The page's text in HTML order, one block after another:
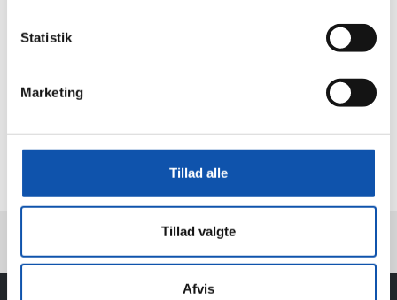
Statistik
Marketing
Tillad alle
Tillad valgte
Afvis
Eftersyn
Produkt